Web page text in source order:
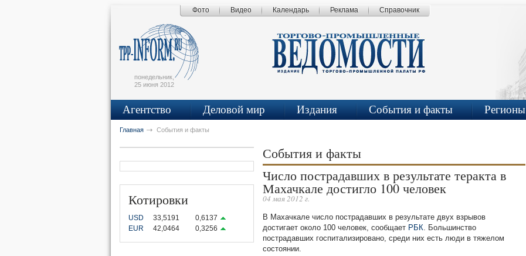
Фото Видео Календарь Реклама Справочник
понедельник,
25 июня 2012
Агентство Деловой мир Издания События и факты Регионы
Главная События и факты
Котировки
USD 33,5191
0,6137
EUR
42,0464 0,3256
События и факты
Число пострадавших в результате теракта в
Махачкале достигло 100 человек
04 мая 2012 г.
В Махачкале число пострадавших в результате двух взрывов
достигает около 100 человек, сообщает РБК. Большинство
пострадавших госпитализировано, среди них есть люди в тяжелом
состоянии.